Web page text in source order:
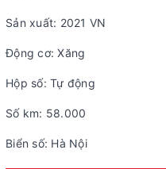
Sản xuất: 2021 VN
Động cơ: Xăng
Hộp số: Tự động
Số km: 58.000
Biển số: Hà Nội